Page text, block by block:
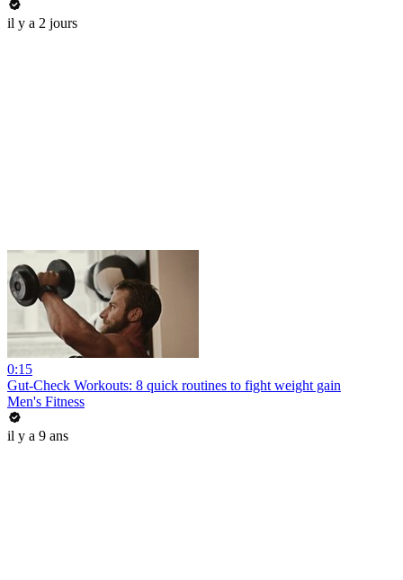
il y a 2 jours
0:15
Gut-Check Workouts: 8 quick routines to fight weight gain
Men's Fitness
il y a 9 ans